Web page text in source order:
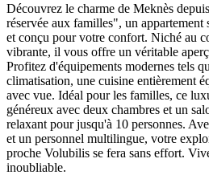
Découvrez le charme de Meknès
réservée aux familles", un appartement
et conçu pour votre confort. Niché au
vibrante, il vous offre un véritable
Profitez d'équipements modernes tels
climatisation, une cuisine entièrement
avec vue. Idéal pour les familles, ce
généreux avec deux chambres et un
relaxant pour jusqu'à 10 personnes.
et un personnel multilingue, votre
proche Volubilis se fera sans effort.
inoubliable.